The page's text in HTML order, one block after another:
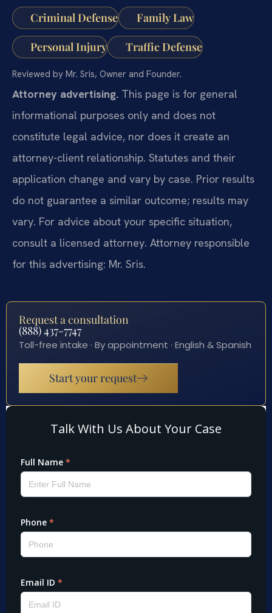
Criminal Defense Family Law
Personal Injury Traffic Defense
Reviewed by Mr. Sris, Owner and Founder.
Attorney advertising. This page is for general
informational purposes only and does not
constitute legal advice, nor does it create an
attorney-client relationship. Statutes and their
application change and vary by case. Prior results
do not guarantee a similar outcome; results may
vary. For advice about your specific situation,
consult a licensed attorney. Attorney responsible
for this advertising: Mr. Sris.
Request a consultation
(888) 437-7747
Toll-free intake · By appointment · English & Spanish
Start your request